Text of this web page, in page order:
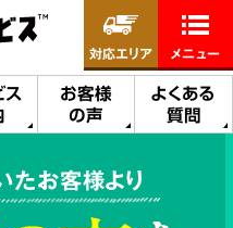
ス
お客様
の声
よくある
質問
対応エリア メニュー
たお客様より